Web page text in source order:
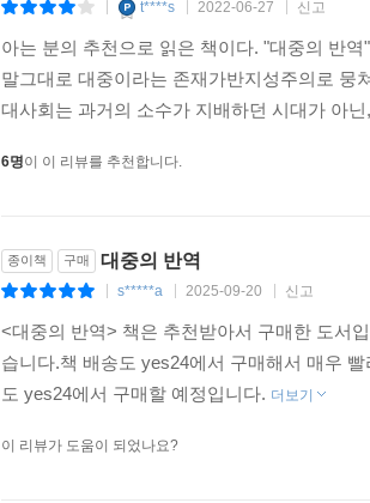
t****s 2022-06-27 신고
아는 분의 추천으로 읽은 책이다. "대중의 반
말그대로 대중이라는 존재가반지성주의로 뭉
대사회는 과거의 소수가 지배하던 시대가 아
6명이 이 리뷰를 추천합니다.
종이책 구매 대중의 반역
s*****a 2025-09-20 신고
<대중의 반역> 책은 추천받아서 구매한 도서
습니다.책 배송도 yes24에서 구매해서 매우
도 yes24에서 구매할 예정입니다. 더보기
이 리뷰가 도움이 되었나요?